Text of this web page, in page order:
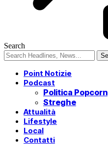
Search
Point Notizie
Podcast
Politica Popcorn
Streghe
Attualità
Lifestyle
Local
Contatti